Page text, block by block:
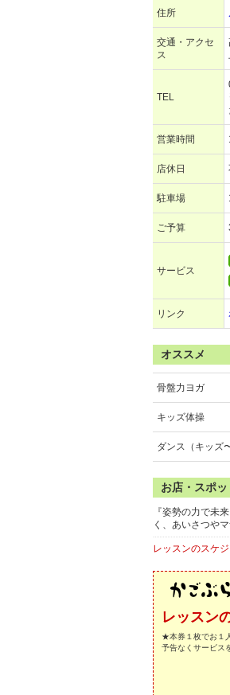
住所
交通・アクセ
ス
TEL
営業時間
店休日
駐車場
ご予算
サービス
リンク
オススメ
骨盤力ヨガ
キッズ体操
ダンス（キッズ
お店・スポ
『姿勢の力で未
く、あいさつや
レッスンのスケ
レッスン
★本券１枚でお１
予告なくサービス